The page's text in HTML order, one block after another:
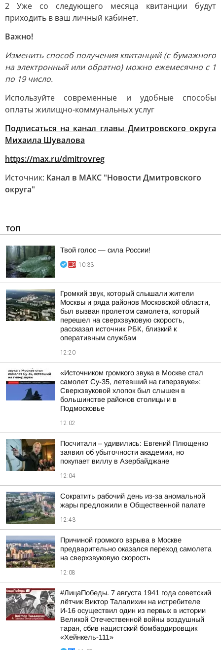
2 Уже со следующего месяца квитанции будут
приходить в ваш личный кабинет.
Важно!
Изменить способ получения квитанций (с бумажного
на электронный или обратно) можно ежемесячно с 1
по 19 число.
Используйте современные и удобные способы
оплаты жилищно-коммунальных услуг
Подписаться на канал главы Дмитровского округа
Михаила Шувалова
https://max.ru/dmitrovreg
Источник: Канал в МАКС "Новости Дмитровского
округа"
ТОП
Твой голос — сила России!
10:33
Громкий звук, который слышали жители
Москвы и ряда районов Московской области,
был вызван пролетом самолета, который
перешел на сверхзвуковую скорость,
рассказал источник РБК, близкий к
оперативным службам
12:20
«Источником громкого звука в Москве стал
самолет Су-35, летевший на гиперзвуке»:
Сверхзвуковой хлопок был слышен в
большинстве районов столицы и в
Подмосковье
12:02
Посчитали – удивились: Евгений Плющенко
заявил об убыточности академии, но
покупает виллу в Азербайджане
12:04
Сократить рабочий день из-за аномальной
жары предложили в Общественной палате
12:43
Причиной громкого взрыва в Москве
предварительно оказался переход самолета
на сверхзвуковую скорость
12:08
#ЛицаПобеды. 7 августа 1941 года советский
лётчик Виктор Талалихин на истребителе
И-16 осуществил один из первых в истории
Великой Отечественной войны воздушный
таран, сбив нацистский бомбардировщик
«Хейнкель-111»